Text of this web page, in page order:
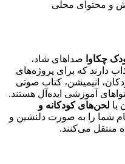
و محتوای محلی
چکاوا صداهای شاد،
دارند که برای پروژه‌های
انیمیشن، کتاب صوتی
آموزشی ایده‌آل هستند.
با لحن‌های کودکانه و
شما را به صورت دلنشین و
منتقل می‌کنند.